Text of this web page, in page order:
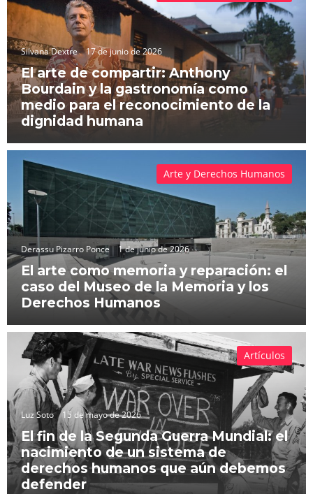
Silvana Dextre 17 de junio de 2026
El arte de compartir: Anthony
Bourdain y la gastronomía como
medio para el reconocimiento de la
dignidad humana
Derassu Pizarro Ponce 1 de junio de 2026
El arte como memoria y reparación: el
caso del Museo de la Memoria y los
Derechos Humanos
Arte y Derechos Humanos
Luz Soto 15 de mayo de 2026
El fin de la Segunda Guerra Mundial: el
nacimiento de un sistema de
derechos humanos que aún debemos
defender
Artículos